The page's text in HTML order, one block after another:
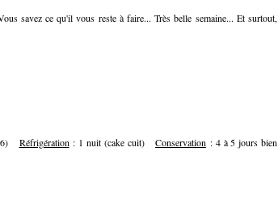
savez ce qu'il vous reste à faire... Très belle semaine... Et surtout,
6) Réfrigération : 1 nuit (cake cuit)Conservation : 4 à 5 jours bien